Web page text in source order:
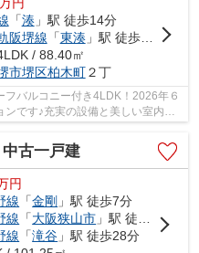
「湊」駅 徒歩14分
阪堺線 「東湊」駅 徒歩7分
/ 88.40㎡
市堺区柏木町２丁
フバルコニー付き4LDK！2026年６
です♪充実の設備と美しい室内を
古一戸建
円
線 「金剛 」駅 徒歩7分
線 「大阪狭山市 」駅 徒歩15分
線 「滝谷 」駅 徒歩28分